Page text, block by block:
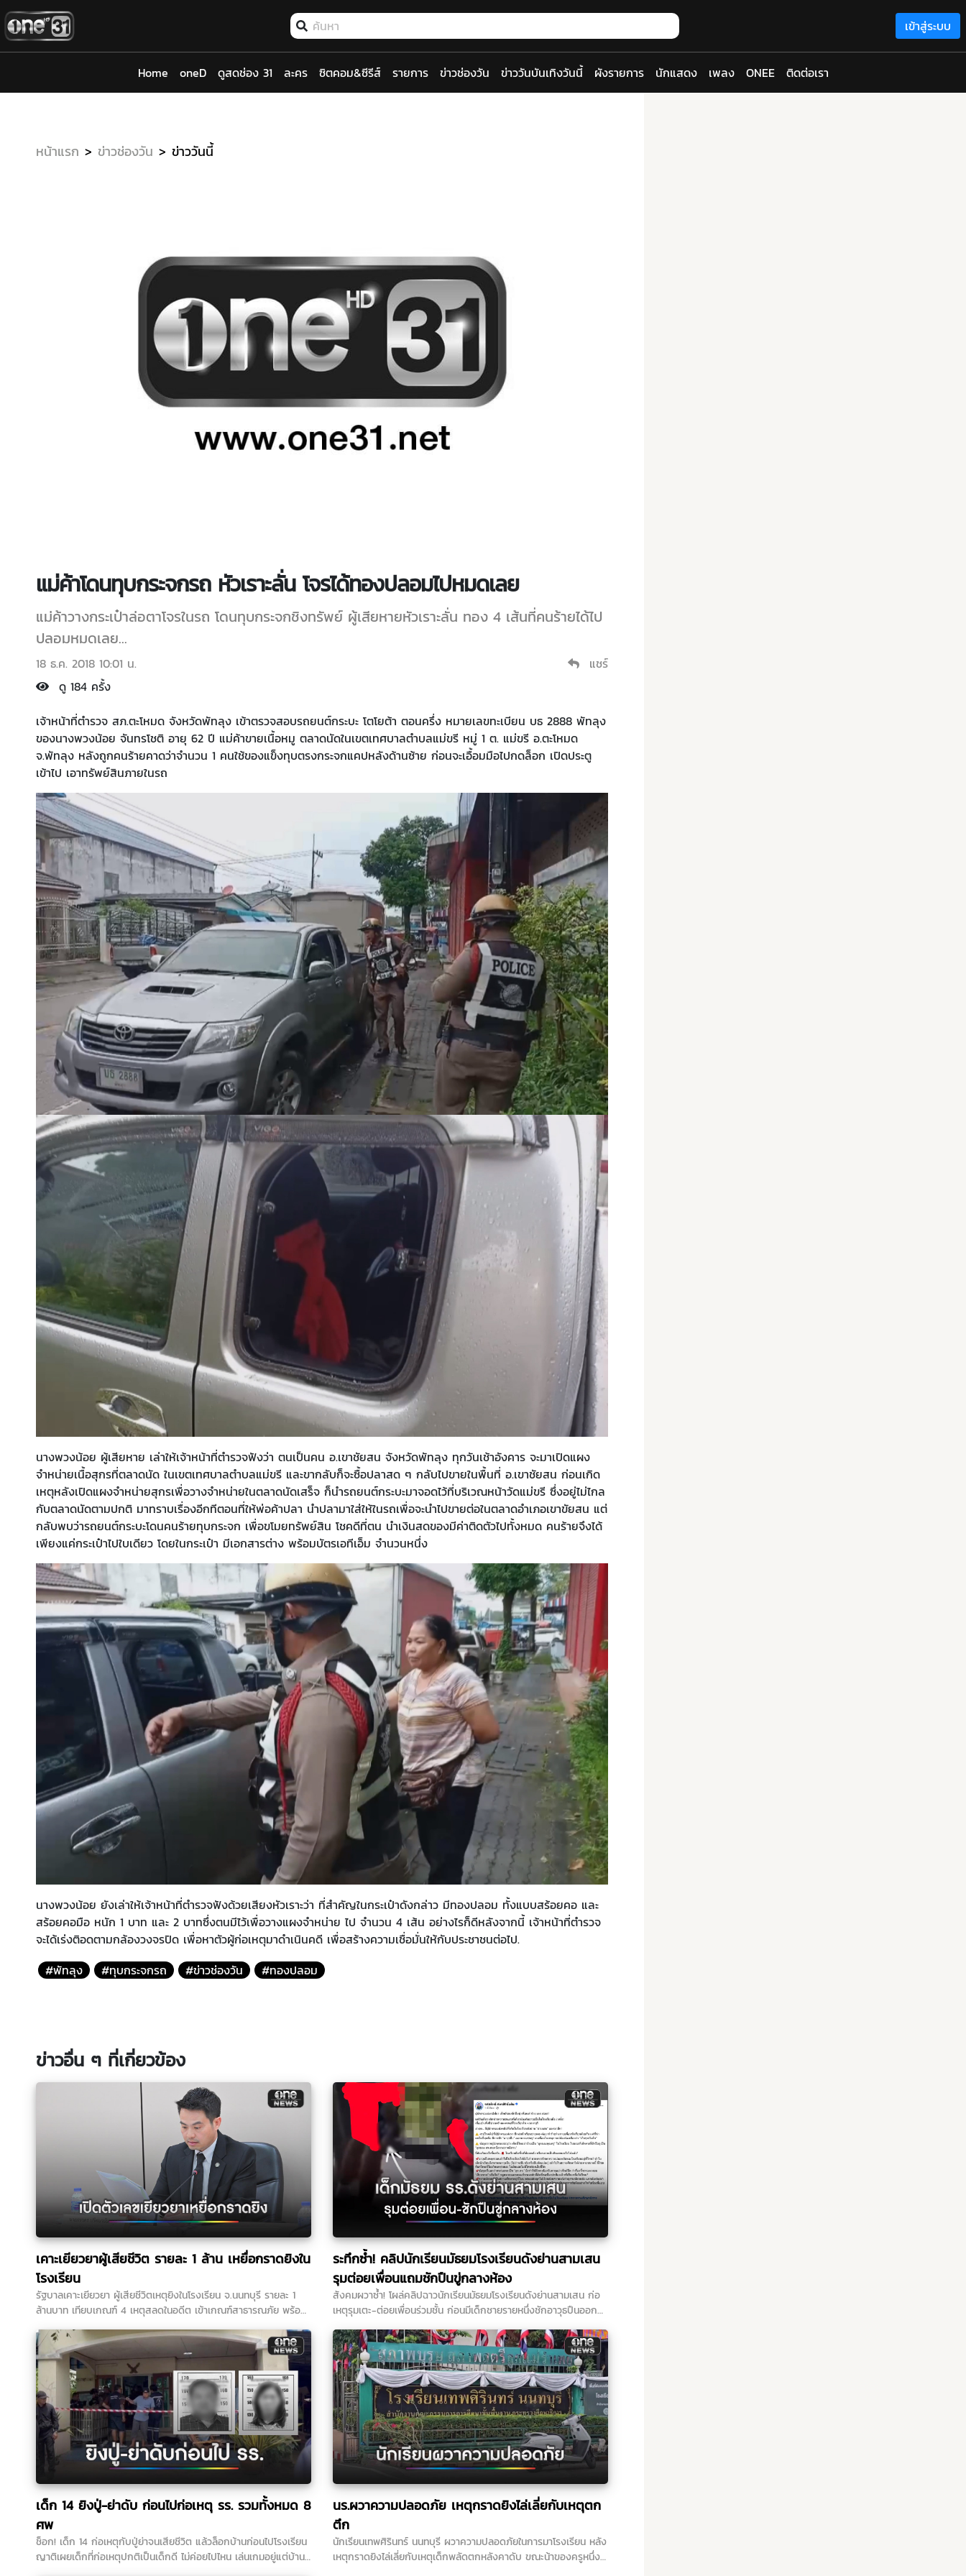
เข้าสู่ระบบ
Home oneD ดูสดช่อง 31 ละคร ซิตคอม&ซีรีส์ รายการ ข่าวช่องวัน ข่าววันบันเทิงวันนี้ ผังรายการ นักแสดง เพลง ONEE ติดต่อเรา
หน้าแรก ข่าวช่องวัน ข่าววันนี้
แม่ค้าโดนทุบกระจกรถ หัวเราะลั่น โจรได้ทองปลอมไปหมดเลย
แม่ค้าวางกระเป๋าล่อตาโจรในรถ โดนทุบกระจกชิงทรัพย์ ผู้เสียหายหัวเราะลั่น ทอง 4 เส้นที่คนร้ายได้ไป
ปลอมหมดเลย...
18 ธ.ค. 2018 10:01 น.
แชร์
ดู 184 ครั้ง
เจ้าหน้าที่ตำรวจ สภ.ตะโหมด จังหวัดพัทลุง เข้าตรวจสอบรถยนต์กระบะ โตโยต้า ตอนครึ่ง หมายเลขทะเบียน บธ 2888 พัทลุง
ของนางพวงน้อย จันทรโชติ อายุ 62 ปี แม่ค้าขายเนื้อหมู ตลาดนัดในเขตเทศบาลตำบลแม่ขรี หมู่ 1 ต. แม่ขรี อ.ตะโหมด
จ.พัทลุง หลังถูกคนร้ายคาดว่าจำนวน 1 คนใช้ของแข็งทุบตรงกระจกแคปหลังด้านซ้าย ก่อนจะเอื้อมมือไปกดล็อก เปิดประตู
เข้าไป เอาทรัพย์สินภายในรถ
นางพวงน้อย ผู้เสียหาย เล่าให้เจ้าหน้าที่ตำรวจฟังว่า ตนเป็นคน อ.เขาชัยสน จังหวัดพัทลุง ทุกวันเช้าอังคาร จะมาเปิดแผง
จำหน่ายเนื้อสุกรที่ตลาดนัด ในเขตเทศบาลตำบลแม่ขรี และขากลับก็จะซื้อปลาสด ๆ กลับไปขายในพื้นที่ อ.เขาชัยสน ก่อนเกิด
เหตุหลังเปิดแผงจำหน่ายสุกรเพื่อวางจำหน่ายในตลาดนัดเสร็จ ก็นำรถยนต์กระบะมาจอดไว้ที่บริเวณหน้าวัดแม่ขรี ซึ่งอยู่ไม่ไกล
กับตลาดนัดตามปกติ มาทราบเรื่องอีกทีตอนที่ให้พ่อค้าปลา นำปลามาใส่ให้ในรถเพื่อจะนำไปขายต่อในตลาดอำเภอเขาขัยสน แต่
กลับพบว่ารถยนต์กระบะโดนคนร้ายทุบกระจก เพื่อขโมยทรัพย์สิน โชคดีที่ตน นำเงินสดของมีค่าติดตัวไปทั้งหมด คนร้ายจึงได้
เพียงแค่กระเป๋าไปใบเดียว โดยในกระเป๋า มีเอกสารต่าง พร้อมบัตรเอทีเอ็ม จำนวนหนึ่ง
นางพวงน้อย ยังเล่าให้เจ้าหน้าที่ตำรวจฟังด้วยเสียงหัวเราะว่า ที่สำคัญในกระเป๋าดังกล่าว มีทองปลอม ทั้งแบบสร้อยคอ และ
สร้อยคอมือ หนัก 1 บาท และ 2 บาทซึ่งตนมีไว้เพื่อวางแผงจำหน่าย ไป จำนวน 4 เส้น อย่างไรก็ดีหลังจากนี้ เจ้าหน้าที่ตำรวจ
จะได้เร่งติอดตามกล้องวงจรปิด เพื่อหาตัวผู้ก่อเหตุมาดำเนินคดี เพื่อสร้างความเชื่อมั่นให้กับประชาชนต่อไป.
#พัทลุง
#ทุบกระจกรถ #ข่าวช่องวัน #ทองปลอม
ข่าวอื่น ๆ ที่เกี่ยวข้อง
เคาะเยียวยาผู้เสียชีวิต รายละ 1 ล้าน เหยื่อกราดยิงใน
โรงเรียน
รัฐบาลเคาะเยียวยา ผู้เสียชีวิตเหตุยิงในโรงเรียน จ.นนทบุรี รายละ 1
ล้านบาท เทียบเกณฑ์ 4 เหตุสลดในอดีต เข้าเกณฑ์สาธารณภัย พร้อม
ระทึกซ้ำ! คลิปนักเรียนมัธยมโรงเรียนดังย่านสามเสน
รุมต่อยเพื่อนแถมชักปืนขู่กลางห้อง
สังคมผวาซ้ำ! โผล่คลิปฉาวนักเรียนมัธยมโรงเรียนดังย่านสามเสน ก่อ
เหตุรุมเตะ-ต่อยเพื่อนร่วมชั้น ก่อนมีเด็กชายรายหนึ่งชักอาวุธปืนออกมา
เด็ก 14 ยิงปู่-ย่าดับ ก่อนไปก่อเหตุ รร. รวมทั้งหมด 8
ศพ
ช็อก! เด็ก 14 ก่อเหตุกับปู่ย่าจนเสียชีวิต แล้วล็อกบ้านก่อนไปโรงเรียน
ญาติเผยเด็กที่ก่อเหตุปกติเป็นเด็กดี ไม่ค่อยไปไหน เล่นเกมอยู่แต่บ้าน
นร.ผวาความปลอดภัย เหตุกราดยิงไล่เลี่ยกับเหตุตก
ตึก
นักเรียนเทพศิรินทร์ นนทบุรี ผวาความปลอดภัยในการมาโรงเรียน หลัง
เหตุกราดยิงไล่เลี่ยกับเหตุเด็กพลัดตกหลังคาดับ ขณะน้าของครูหนึ่ง